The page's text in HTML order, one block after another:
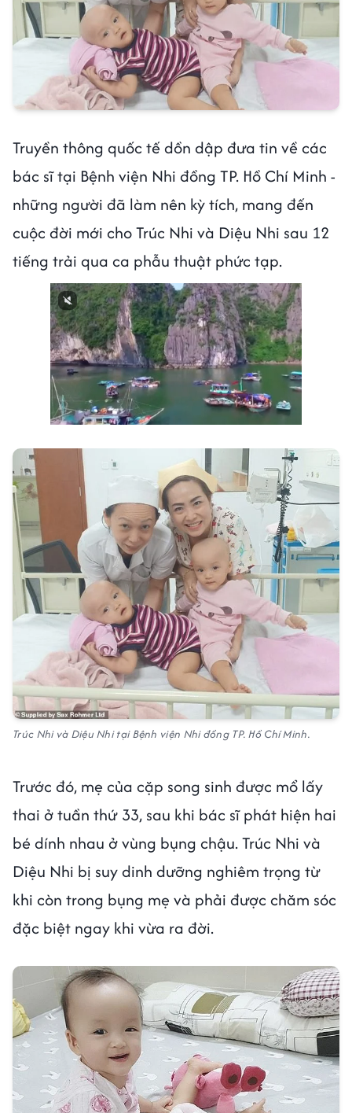
Truyền thông quốc tế dồn dập đưa tin về các
bác sĩ tại Bệnh viện Nhi đồng TP. Hồ Chí Minh -
những người đã làm nên kỳ tích, mang đến
cuộc đời mới cho Trúc Nhi và Diệu Nhi sau 12
tiếng trải qua ca phẫu thuật phức tạp.
Next video in 2 Cancel
Trúc Nhi và Diệu Nhi tại Bệnh viện Nhi đồng TP. Hồ Chí Minh.
Trước đó, mẹ của cặp song sinh được mổ lấy
thai ở tuần thứ 33, sau khi bác sĩ phát hiện hai
bé dính nhau ở vùng bụng chậu. Trúc Nhi và
Diệu Nhi bị suy dinh dưỡng nghiêm trọng từ
khi còn trong bụng mẹ và phải được chăm sóc
đặc biệt ngay khi vừa ra đời.